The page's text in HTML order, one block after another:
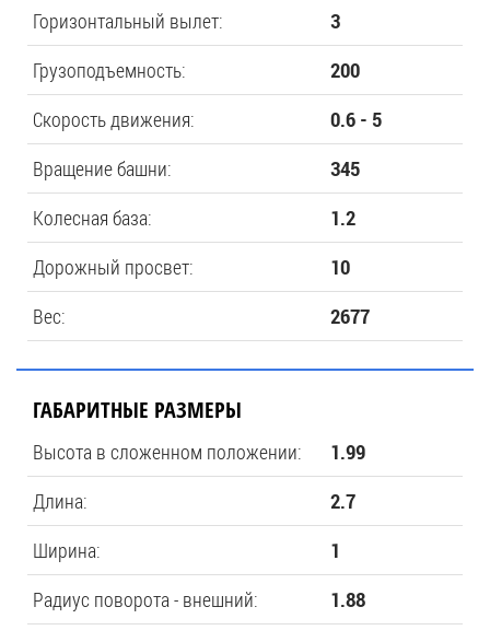
Горизонтальный вылет: 3
Грузоподъемность: 200
Скорость движения: 0.6 - 5
Вращение башни: 345
Колесная база: 1.2
Дорожный просвет: 10
Вес: 2677
ГАБАРИТНЫЕ РАЗМЕРЫ
Высота в сложенном положении: 1.99
Длина: 2.7
Ширина: 1
Радиус поворота - внешний: 1.88